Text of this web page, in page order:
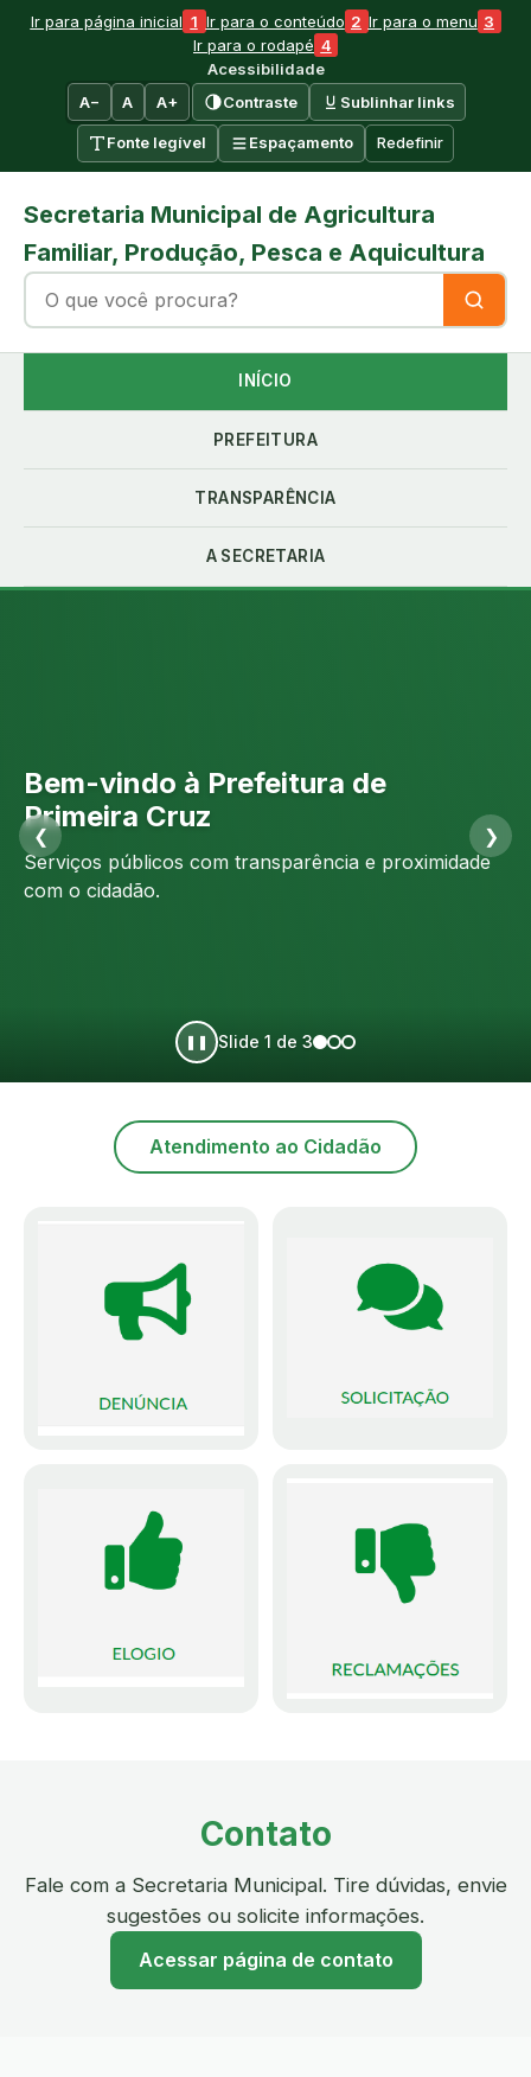
Ir para o conteúdo
Ir para página inicial 1 Ir para o conteúdo 2 Ir para o menu 3
Ir para o rodapé 4
Acessibilidade
A−
A A+ Contraste Sublinhar links
Fonte legível Espaçamento Redefinir
Secretaria Municipal de Agricultura
Familiar, Produção, Pesca e Aquicultura
Buscar no site
Buscar
INÍCIO
PREFEITURA
TRANSPARÊNCIA
A SECRETARIA
Bem-vindo à Prefeitura de
Primeira Cruz
Serviços públicos com transparência e proximidade
com o cidadão.
Portal da Transparência
Acompanhe receitas, despesas, licitações e a gestão
pública do município.
Atendimento ao Cidadão
Denuncie, solicite, elogie ou registre reclamações de
forma simples.
❮ ❯
❚❚ Slide 1 de 3
Atendimento ao Cidadão
Contato
Fale com a Secretaria Municipal. Tire dúvidas, envie
sugestões ou solicite informações.
Acessar página de contato